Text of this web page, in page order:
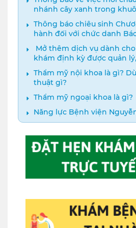
nhánh cây xanh trong
Thông báo chiêu sinh
hành đối với chức danh
dưỡng năm 2024
Mở thêm dịch vụ dành
khám định kỳ được quản
Thẩm mỹ nội khoa là gì?
thuật gì?
Thẩm mỹ ngoại khoa là gì?
Năng lực Bệnh viện